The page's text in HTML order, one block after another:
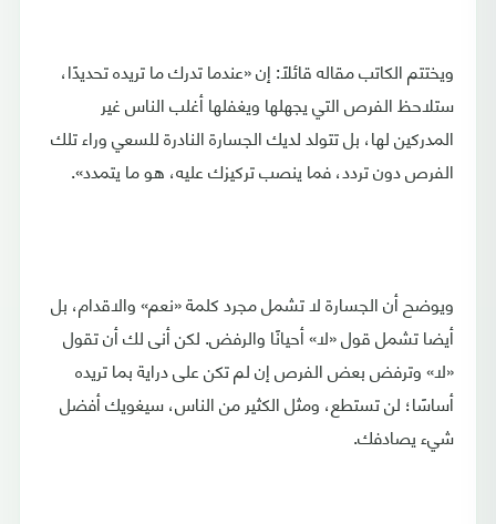
ويختتم الكاتب مقاله قائلًا: إن «عندما تدرك ما تريده تحديدًا،
ستلاحظ الفرص التي يجهلها ويغفلها أغلب الناس غير
المدركين لها، بل تتولد لديك الجسارة النادرة للسعي وراء تلك
الفرص دون تردد، فما ينصب تركيزك عليه، هو ما يتمدد».
ويوضح أن الجسارة لا تشمل مجرد كلمة «نعم» والاقدام، بل
أيضا تشمل قول «لا» أحيانًا والرفض. لكن أنى لك أن تقول
«لا» وترفض بعض الفرص إن لم تكن على دراية بما تريده
أساسًا؛ لن تستطع، ومثل الكثير من الناس، سيغويك أفضل
شيء يصادفك.